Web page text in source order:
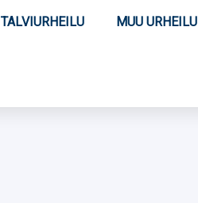
TALVIURHEILU MUU URHEILU